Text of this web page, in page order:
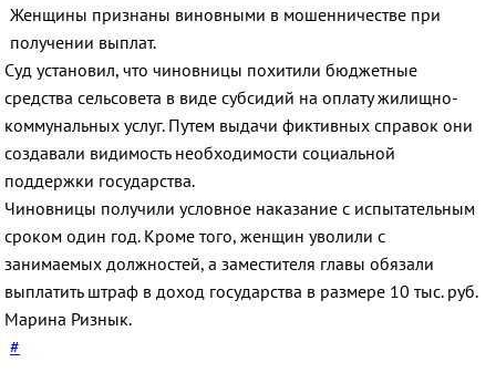
Женщины признаны виновными в мошенничестве при
получении выплат.
Суд установил, что чиновницы похитили бюджетные
средства сельсовета в виде субсидий на оплату жилищно-
коммунальных услуг. Путем выдачи фиктивных справок они
создавали видимость необходимости социальной
поддержки государства.
Чиновницы получили условное наказание с испытательным
сроком один год. Кроме того, женщин уволили с
занимаемых должностей, а заместителя главы обязали
выплатить штраф в доход государства в размере 10 тыс. руб.
Марина Ризнык.
#